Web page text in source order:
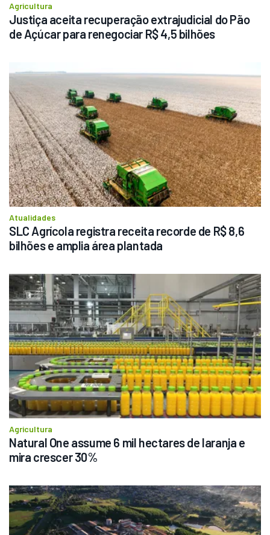
Agricultura
Justiça aceita recuperação extrajudicial do Pão
de Açúcar para renegociar R$ 4,5 bilhões
Atualidades
SLC Agrícola registra receita recorde de R$ 8,6
bilhões e amplia área plantada
Agricultura
Natural One assume 6 mil hectares de laranja e
mira crescer 30%